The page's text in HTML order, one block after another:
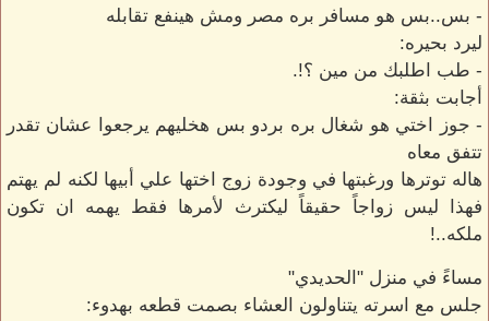
- بس..بس هو مسافر بره مصر ومش هينفع تقابله
ليرد بحيره:
- طب اطلبك من مين ؟!.
أجابت بثقة:
- جوز اختي هو شغال بره بردو بس هخليهم يرجعوا عشان تقدر
تتفق معاه
هاله توترها ورغبتها في وجودة زوج اختها علي أبيها لكنه لم يهتم
فهذا ليس زواجاً حقيقاً ليكترث لأمرها فقط يهمه ان تكون
ملكه..!
مساءً في منزل "الحديدي"
جلس مع اسرته يتناولون العشاء بصمت قطعه بهدوء: